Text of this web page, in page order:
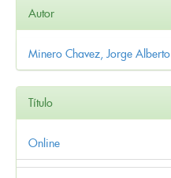
Autor
Minero Chavez, Jorge Alberto
Título
Online